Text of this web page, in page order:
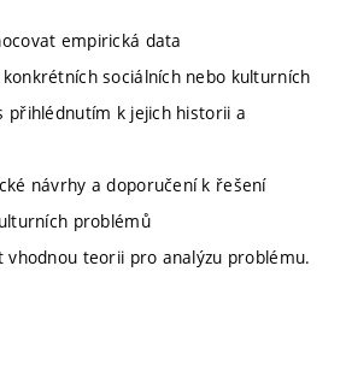
empirická data
sociálních nebo kulturních
přihlédnutím k jejich historii a
návrhy a doporučení k řešení
problémů
vhodnou teorii pro analýzu problému.